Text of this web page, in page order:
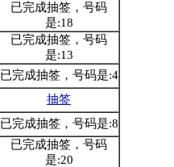
已完成抽签，号码
是:18
已完成抽签，号码
是:13
已完成抽签，号码是:4
抽签
已完成抽签，号码是:8
已完成抽签，号码
是:20